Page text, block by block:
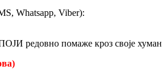
Whatsapp, Viber):
редовно помаже кроз своје